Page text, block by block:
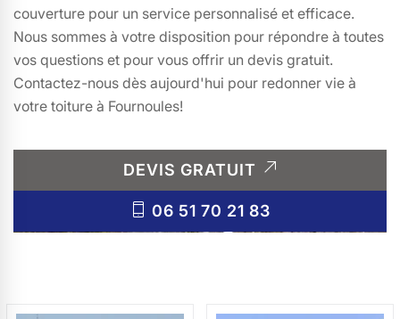
couverture pour un service personnalisé et efficace.
Nous sommes à votre disposition pour répondre à toutes
vos questions et pour vous offrir un devis gratuit.
Contactez-nous dès aujourd'hui pour redonner vie à
votre toiture à Fournoules!
DEVIS GRATUIT
06 51 70 21 83